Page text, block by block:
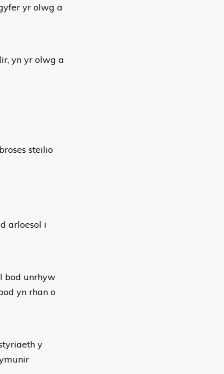
yr olwg a
yn yr olwg a
steilio
arloesol i
bod unrhyw
yn rhan o
y